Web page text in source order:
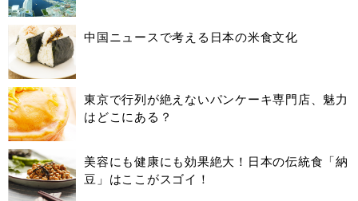
中国ニュースで考える日本の米食文化
東京で行列が絶えないパンケーキ専門店、魅力
はどこにある？
美容にも健康にも効果絶大！日本の伝統食「納
豆」はここがスゴイ！